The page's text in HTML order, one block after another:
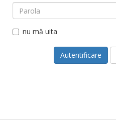
nu mă uita